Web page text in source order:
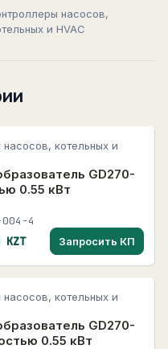
насосов,
и HVAC
насосов, котельных и
GD270-
0.55 кВт
4
Запросить КП
насосов, котельных и
GD270-
0.55 кВт